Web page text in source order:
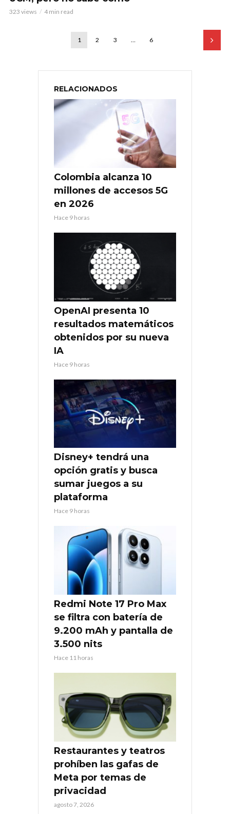
323 views 4 min read
1 2 3 … 6
RELACIONADOS
Colombia alcanza 10
millones de accesos 5G
en 2026
Hace 9 horas
OpenAI presenta 10
resultados matemáticos
obtenidos por su nueva
IA
Hace 9 horas
Disney+ tendrá una
opción gratis y busca
sumar juegos a su
plataforma
Hace 9 horas
Redmi Note 17 Pro Max
se filtra con batería de
9.200 mAh y pantalla de
3.500 nits
Hace 11 horas
Restaurantes y teatros
prohíben las gafas de
Meta por temas de
privacidad
agosto 7, 2026